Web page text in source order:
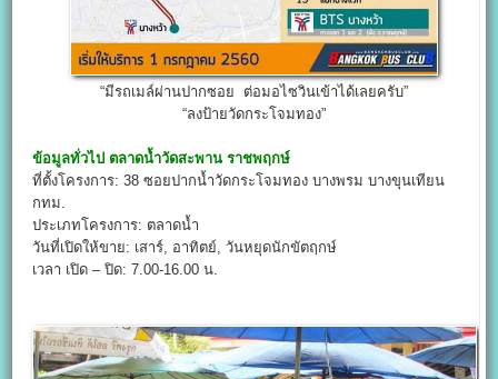
“มีรถเมล์ผ่านปากซอย ต่อมอไซวินเข้าได้เลยครับ”
“ลงป้ายวัดกระโจมทอง”
ข้อมูลทั่วไป ตลาดน้ำวัดสะพาน ราชพฤกษ์
ที่ตั้งโครงการ: 38 ซอยปากน้ำวัดกระโจมทอง บางพรม บางขุนเทียน
กทม.
ประเภทโครงการ: ตลาดน้ำ
วันที่เปิดให้ขาย: เสาร์, อาทิตย์, วันหยุดนักขัตฤกษ์
เวลา เปิด – ปิด: 7.00-16.00 น.